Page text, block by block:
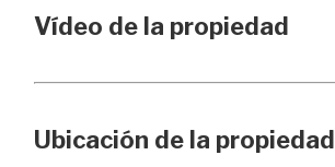
Vídeo de la propiedad
Ubicación de la propiedad